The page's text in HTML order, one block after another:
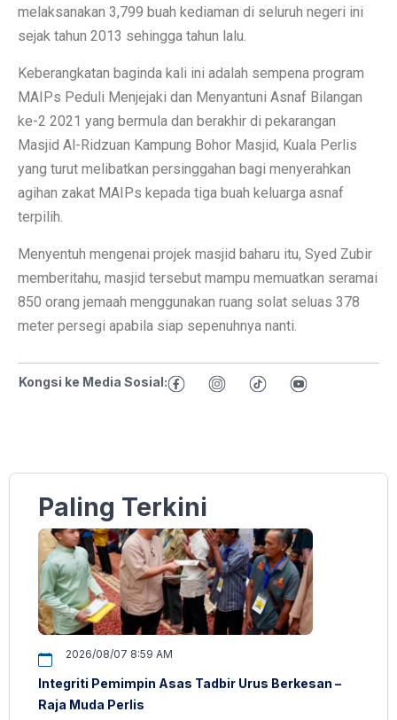
melaksanakan 3,799 buah kediaman di seluruh negeri ini
sejak tahun 2013 sehingga tahun lalu.
Keberangkatan baginda kali ini adalah sempena program
MAIPs Peduli Menjejaki dan Menyantuni Asnaf Bilangan
ke-2 2021 yang bermula dan berakhir di pekarangan
Masjid Al-Ridzuan Kampung Bohor Masjid, Kuala Perlis
yang turut melibatkan persinggahan bagi menyerahkan
agihan zakat MAIPs kepada tiga buah keluarga asnaf
terpilih.
Menyentuh mengenai projek masjid baharu itu, Syed Zubir
memberitahu, masjid tersebut mampu memuatkan seramai
850 orang jemaah menggunakan ruang solat seluas 378
meter persegi apabila siap sepenuhnya nanti.
Kongsi ke Media Sosial:
Paling Terkini
2026/08/07 8:59 AM
Integriti Pemimpin Asas Tadbir Urus Berkesan –
Raja Muda Perlis